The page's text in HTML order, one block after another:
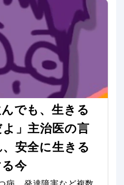
んでも、生きる
」主治医の言
安全に生きる
今